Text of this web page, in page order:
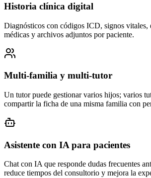
Historia clínica digital
Diagnósticos con códigos ICD, signos vitales,
médicas y archivos adjuntos por paciente.
Multi-familia y multi-tutor
Un tutor puede gestionar varios hijos; varios
compartir la ficha de una misma familia con
Asistente con IA para pacientes
Chat con IA que responde dudas frecuentes
reduce tiempos del consultorio y mejora la